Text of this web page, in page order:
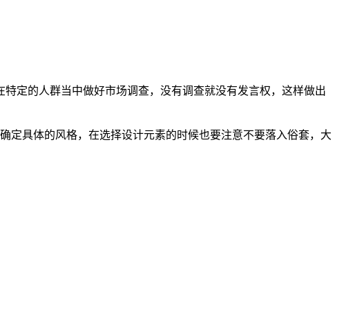
定的人群当中做好市场调查，没有调查就没有发言权，这样做出
定具体的风格，在选择设计元素的时候也要注意不要落入俗套，大